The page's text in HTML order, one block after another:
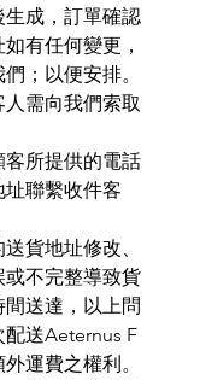
成，訂單確認
有任何變更，
；以便安排。
需向我們索取
所提供的電話
聯繫收件客
貨地址修改、
不完整導致貨
送達，以上問
配送Aeternus F
運費之權利。